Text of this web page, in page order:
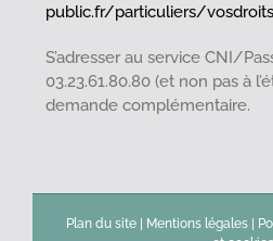
public.fr/particuliers/
S’adresser au service CNI/
03.23.61.80.80 (et non pas à
demande complémentaire.
Plan du site | Mentions légales |